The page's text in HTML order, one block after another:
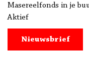
Masereelfonds in je
Aktief
Nieuwsbrief